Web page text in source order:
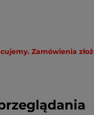
Zamówienia